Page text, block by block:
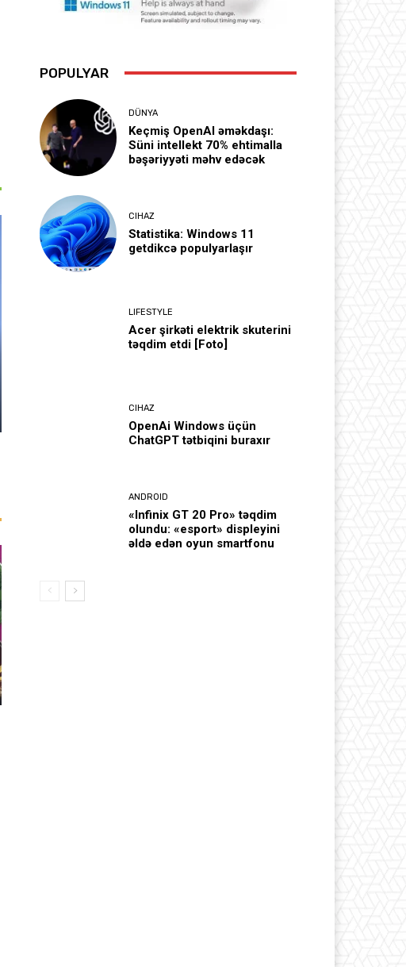
POPULYAR
DÜNYA
Keçmiş OpenAI əməkdaşı:
Süni intellekt 70% ehtimalla
bəşəriyyəti məhv edəcək
CIHAZ
Statistika: Windows 11
getdikcə populyarlaşır
LIFESTYLE
Acer şirkəti elektrik skuterini
təqdim etdi [Foto]
CIHAZ
OpenAi Windows üçün
ChatGPT tətbiqini buraxır
ANDROID
«Infinix GT 20 Pro» təqdim
olundu: «esport» displeyini
əldə edən oyun smartfonu